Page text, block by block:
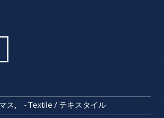
ス, - Textile / テキスタイル